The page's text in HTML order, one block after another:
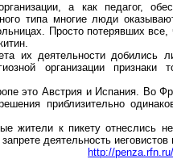
а как педагог,
типа многие люди
Просто потерявших
их деятельности добились
организации признаки
это Австрия и Испания. Во
приблизительно
жители к пикету отнеслись
деятельность иеговистов
http://